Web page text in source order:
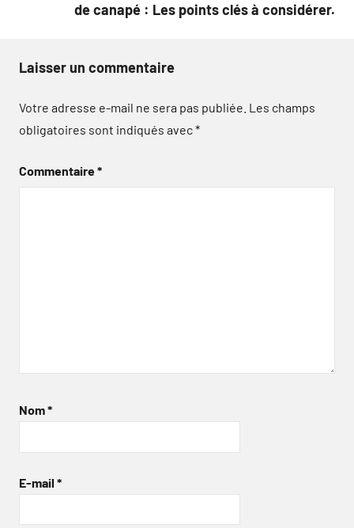
de canapé : Les points clés à considérer.
Laisser un commentaire
Votre adresse e-mail ne sera pas publiée. Les champs
obligatoires sont indiqués avec*
Commentaire*
Nom*
E-mail *